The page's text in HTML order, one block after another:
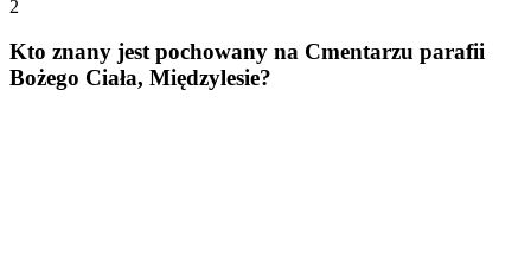
2
Kto znany jest pochowany na Cmentarzu parafii
Bożego Ciała, Międzylesie?